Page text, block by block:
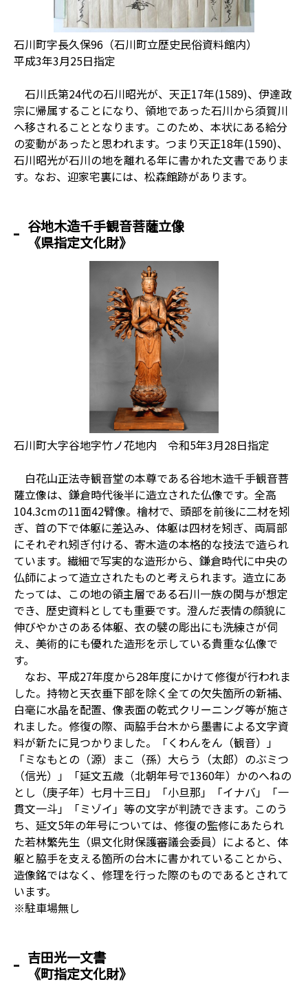
石川町字長久保96（石川町立歴史民俗資料館内）
平成3年3月25日指定
石川氏第24代の石川昭光が、天正17年(1589)、伊達政
宗に帰属することになり、領地であった石川から須賀川
へ移されることとなります。このため、本状にある給分
の変動があったと思われます。つまり天正18年(1590)、
石川昭光が石川の地を離れる年に書かれた文書でありま
す。なお、迎家宅裏には、松森館跡があります。
谷地木造千手観音菩薩立像
《県指定文化財》
石川町大字谷地字竹ノ花地内 令和5年3月28日指定
白花山正法寺観音堂の本尊である谷地木造千手観音菩
薩立像は、鎌倉時代後半に造立された仏像です。全高
104.3cmの11面42臂像。檜材で、頭部を前後に二材を矧
ぎ、首の下で体躯に差込み、体躯は四材を矧ぎ、両肩部
にそれぞれ矧ぎ付ける、寄木造の本格的な技法で造られ
ています。繊細で写実的な造形から、鎌倉時代に中央の
仏師によって造立されたものと考えられます。造立にあ
たっては、この地の領主層である石川一族の関与が想定
でき、歴史資料としても重要です。澄んだ表情の顔貌に
伸びやかさのある体躯、衣の襞の彫出にも洗練さが伺
え、美術的にも優れた造形を示している貴重な仏像で
す。
なお、平成27年度から28年度にかけて修復が行われま
した。持物と天衣垂下部を除く全ての欠失箇所の新補、
白毫に水晶を配置、像表面の乾式クリーニング等が施さ
れました。修復の際、両脇手台木から墨書による文字資
料が新たに見つかりました。「くわんをん（観音）」
「ミなもとの（源）まこ（孫）大らう（太郎）のぶミつ
（信光）」「延文五歳（北朝年号で1360年）かのへねの
とし（庚子年）七月十三日」「小旦那」「イナバ」「一
貫文一斗」「ミゾイ」等の文字が判読できます。このう
ち、延文5年の年号については、修復の監修にあたられ
た若林繁先生（県文化財保護審議会委員）によると、体
躯と脇手を支える箇所の台木に書かれていることから、
造像銘ではなく、修理を行った際のものであるとされて
います。
※駐車場無し
吉田光一文書
《町指定文化財》